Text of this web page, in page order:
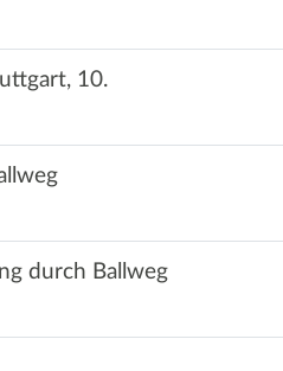
10.
durch Ballweg